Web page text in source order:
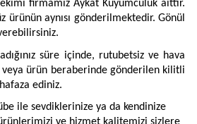
firmamız Aykat Kuyumculuk aittir.
ürünün aynısı gönderilmektedir. Gönül
süre içinde, rutubetsiz ve hava
ürün beraberinde gönderilen kilitli
ediniz.
ile sevdiklerinize ya da kendinize